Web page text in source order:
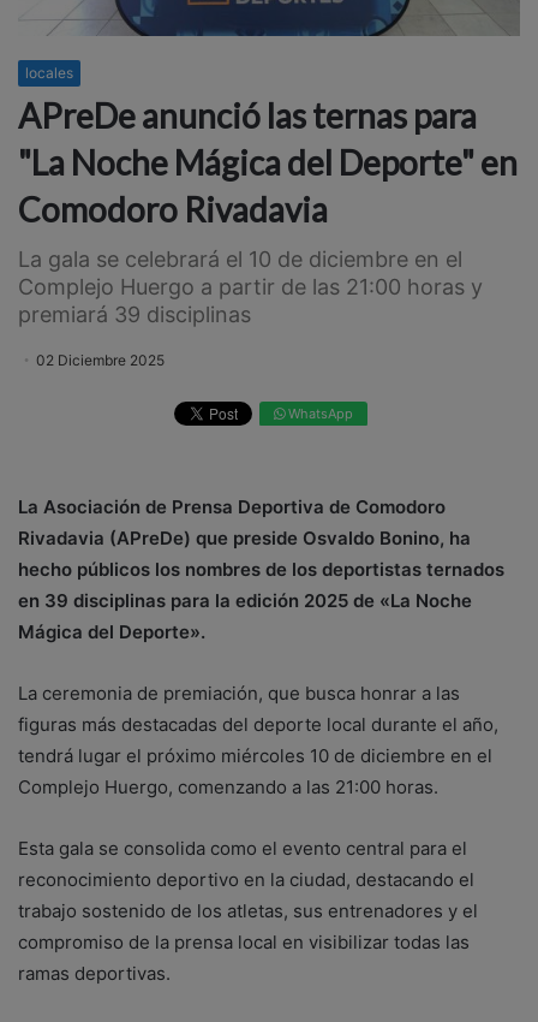
locales
APreDe anunció las ternas para
"La Noche Mágica del Deporte" en
Comodoro Rivadavia
La gala se celebrará el 10 de diciembre en el
Complejo Huergo a partir de las 21:00 horas y
premiará 39 disciplinas
02 Diciembre 2025
WhatsApp
La Asociación de Prensa Deportiva de Comodoro
Rivadavia (APreDe) que preside Osvaldo Bonino, ha
hecho públicos los nombres de los deportistas ternados
en 39 disciplinas para la edición 2025 de «La Noche
Mágica del Deporte».
La ceremonia de premiación, que busca honrar a las
figuras más destacadas del deporte local durante el año,
tendrá lugar el próximo miércoles 10 de diciembre en el
Complejo Huergo, comenzando a las 21:00 horas.
Esta gala se consolida como el evento central para el
reconocimiento deportivo en la ciudad, destacando el
trabajo sostenido de los atletas, sus entrenadores y el
compromiso de la prensa local en visibilizar todas las
ramas deportivas.